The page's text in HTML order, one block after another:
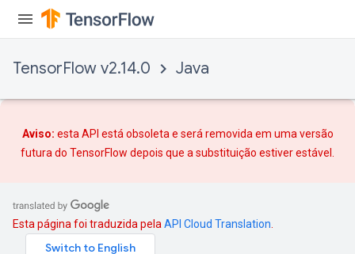
TensorFlow v2.14.0 Java
Aviso: esta API está obsoleta e será removida em uma versão
futura do TensorFlow depois que a substituição estiver estável.
Esta página foi traduzida pela API Cloud Translation